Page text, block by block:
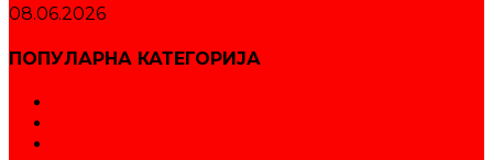
08.06.2026
ПОПУЛАРНА КАТЕГОРИЈА